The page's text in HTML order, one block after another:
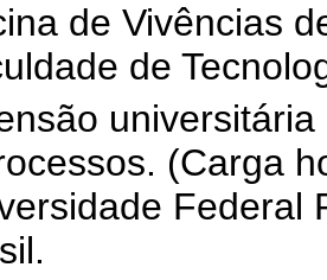
de Vivências
de
(Carga
Federal